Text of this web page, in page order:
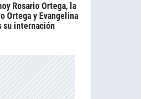
Rosario Ortega, la
Ortega y Evangelina
su internación